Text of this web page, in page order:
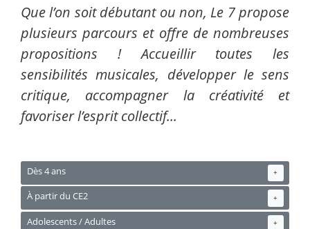
Que l’on soit débutant ou non, Le 7 propose
plusieurs parcours et offre de nombreuses
propositions ! Accueillir toutes les
sensibilités musicales, développer le sens
critique, accompagner la créativité et
favoriser l’esprit collectif...
Dès 4 ans +
À partir du CE2 +
Adolescents / Adultes +